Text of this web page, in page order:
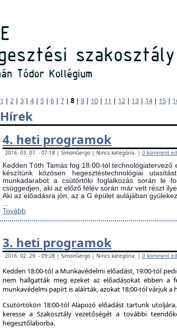
1 | 2 | 3 | 4| 5 | 6 | 7 | 8 | 9 | 10 | 11 | 12 | 13 | 14| 15 |
Hírek
4. heti programok
2016. 03. 07. - 07:18 | SimonGergo | Nincs kategória. | 0 komment
Kedden Tóth Tamás fog 18:00-tól
készítünk közösen hegesztéstechnológiai
munkadarabot a csütörtöki foglalkozás során le
csüggedjen, aki az előző félév során már vett részt
Aki az előadásra jön, az a G épület aulájában
Tovább
3. heti programok
2016. 02. 29. - 09:28 | SimonGergo | Nincs kategória. | 0 komment
Kedden 18:00-tól a Munkavédelmi előadást, 19:00-tól
nem hallgatták meg ezeket az előadásokat ebben
munkavédelmi papírt is aláírták, azokat 18:00-tól várjuk a
Csütörtökön 18:00-tól Alapozó előadást tartunk
keresse a Szakosztály vezetőségét a további
hegesztőlaborba.